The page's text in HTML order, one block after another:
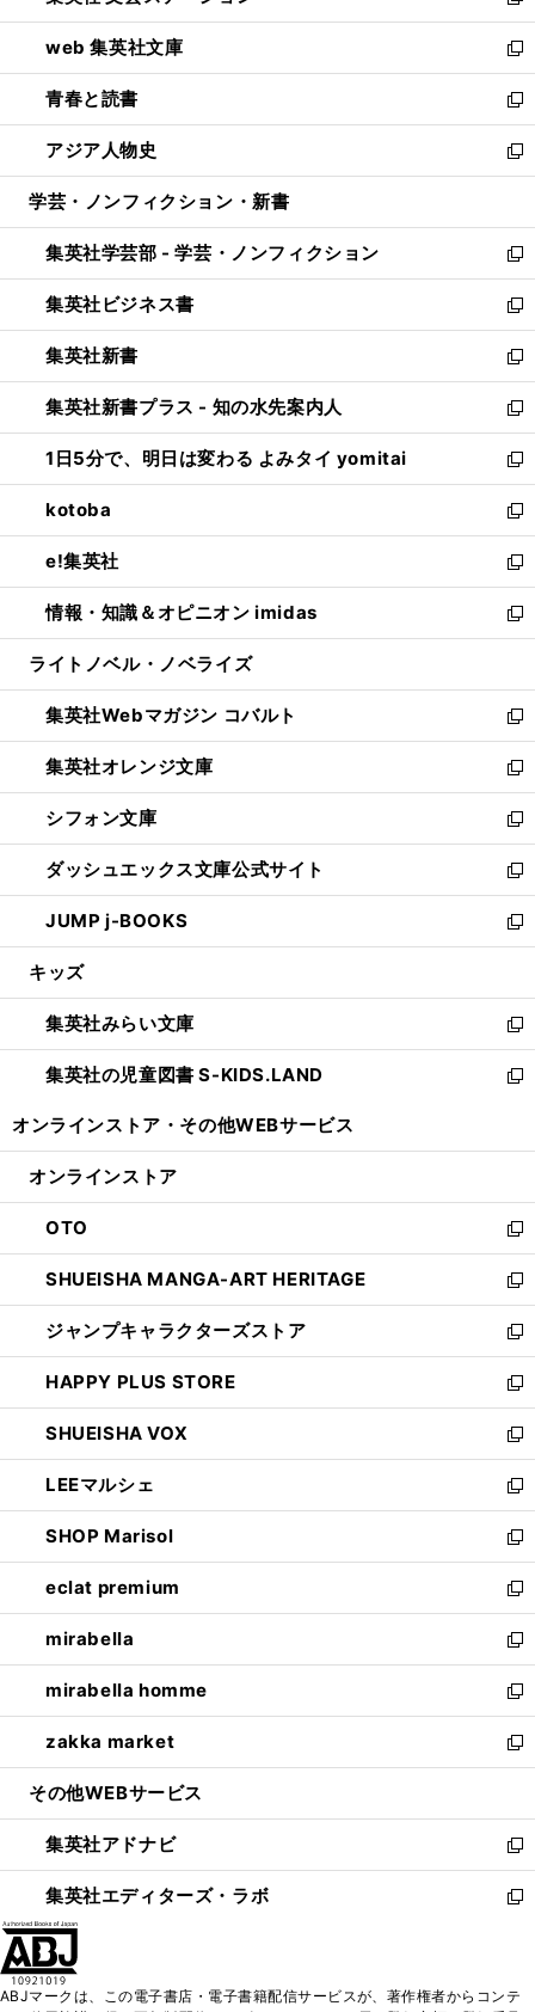
ン
ド
ウ
で
開
く
ウ
ィ
ン
ド
ウ
で
開
し
い
ウ
ィ
ン
ド
ウ
開
く
web 集英社文庫
新
し
い
ウ
ィ
ン
ウ
で
開
く
青春と読書
新
し
い
ウ
ン
ド
ウ
で
開
く
アジア人物史
新
し
ウ
ィ
ン
ド
ウ
で
開
く
学芸・ノンフィクション・新書
集英社学芸部 - 学芸・ノンフィクション
新
し
い
ウ
ィ
ン
ド
ウ
で
開
く
集英社ビジネス書
新
し
い
ウ
ィ
ン
ド
ウ
で
開
く
集英社新書
新
し
い
ウ
ィ
ン
ド
ウ
で
開
く
集英社新書プラス - 知の水先案内人
新
し
い
ウ
ィ
ン
ド
ウ
で
開
1日5分で、明日は変わる よみタイ yomitai
新
し
い
ウ
ィ
ン
ド
ウ
開
く
kotoba
新
し
い
ウ
ィ
ン
ウ
で
開
く
e!集英社
新
し
い
ウ
ン
ド
ウ
で
開
く
情報・知識＆オピニオン imidas
新
し
ウ
ィ
ン
ド
ウ
で
開
く
ライトノベル・ノベライズ
集英社Webマガジン コバルト
新
し
い
ウ
ィ
ン
ド
ウ
で
開
集英社オレンジ文庫
新
し
い
ウ
ィ
ン
ド
ウ
開
く
シフォン文庫
新
し
い
ウ
ィ
ン
ウ
で
開
く
ダッシュエックス文庫公式サイト
新
し
い
ウ
ン
ド
ウ
で
JUMP j-BOOKS
新
し
ウ
ィ
ン
ド
開
キッズ
集英社みらい文庫
新
し
い
ン
ウ
で
開
く
集英社の児童図書 S-KIDS.LAND
新
ウ
ン
ド
ウ
で
開
く
オンラインストア・ その他WEBサービス
オンラインストア
OTO
新
し
い
ウ
ィ
ン
ド
ウ
で
開
く
SHUEISHA MANGA-ART HERITAGE
新
し
い
ウ
ィ
ン
ド
ウ
で
開
く
ジャンプキャラクターズストア
新
し
い
ウ
ィ
ン
ド
ウ
で
開
く
HAPPY PLUS STORE
新
し
い
ウ
ィ
ン
ド
ウ
で
開
く
SHUEISHA VOX
新
し
い
ウ
ィ
ン
ド
ウ
で
開
く
LEEマルシェ
新
し
い
ウ
ィ
ン
ド
ウ
で
開
く
SHOP Marisol
新
し
い
ウ
ィ
ン
ド
ウ
で
開
eclat premium
新
し
い
ウ
ィ
ン
ド
ウ
開
く
mirabella
新
し
い
ウ
ィ
ン
ウ
で
開
く
mirabella homme
新
し
い
ウ
ン
ド
ウ
で
zakka market
新
し
ウ
ィ
ン
ド
く
その他WEBサービス
集英社アドナビ
新
し
い
ド
集英社エディターズ・ラボ
新
ィ
ABJマークは、この電子書店・電子書籍配信サービスが、著作権者からコンテ